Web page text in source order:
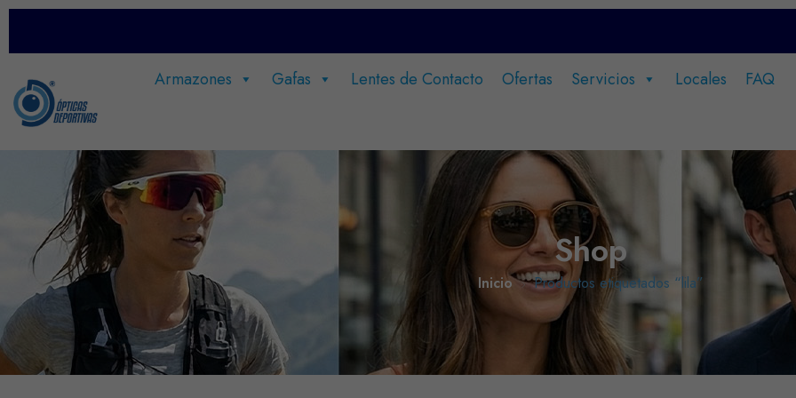
Armazones Gafas Lentes de Contacto Ofertas Servicios Locales FAQ
Shop
Inicio Productos etiquetados “lila”